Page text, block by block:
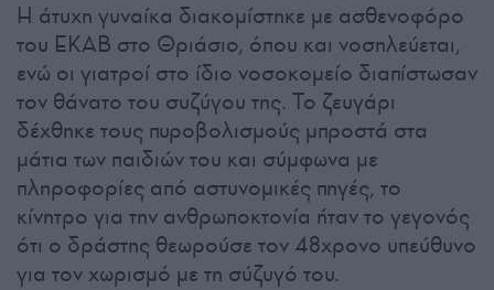
Η άτυχη γυναίκα διακομίστηκε με ασθενοφόρο
του ΕΚΑΒ στο Θριάσιο, όπου και νοσηλεύεται,
ενώ οι γιατροί στο ίδιο νοσοκομείο διαπίστωσαν
τον θάνατο του συζύγου της. Το ζευγάρι
δέχθηκε τους πυροβολισμούς μπροστά στα
μάτια των παιδιών του και σύμφωνα με
πληροφορίες από αστυνομικές πηγές, το
κίνητρο για την ανθρωποκτονία ήταν το γεγονός
ότι ο δράστης θεωρούσε τον 48χρονο υπεύθυνο
για τον χωρισμό με τη σύζυγό του.